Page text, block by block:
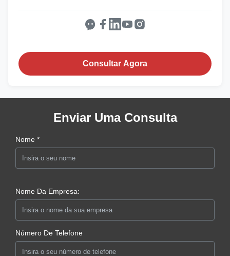
Consultar Agora
Enviar Uma Consulta
Nome *
Nome Da Empresa:
Número De Telefone